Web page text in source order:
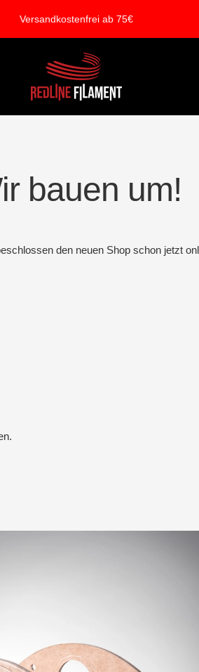
Versandkostenfrei ab 75€
REDLINE
FILAMENT
bauen um!
den neuen Shop schon jetzt